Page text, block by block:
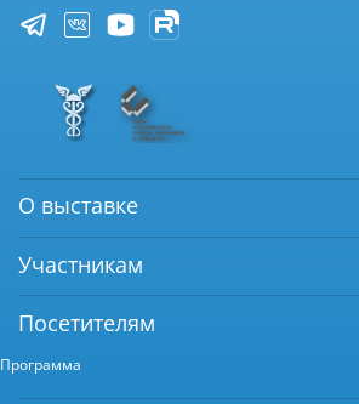
О выставке
Участникам
Посетителям
Программа